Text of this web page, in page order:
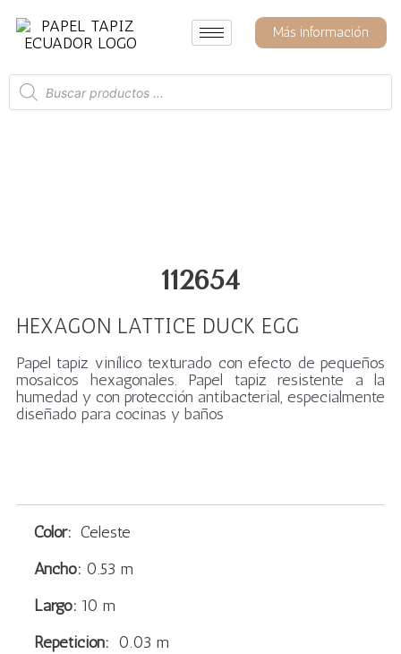
contenido
Más información
Búsqueda
de
productos
112654
HEXAGON LATTICE DUCK EGG
Papel tapiz vinílico texturado con efecto de pequeños
mosaicos hexagonales. Papel tapiz resistente a la
humedad y con protección antibacterial, especialmente
diseñado para cocinas y baños
Color: Celeste
Ancho: 0.53 m
Largo: 10 m
Repetición: 0.03 m